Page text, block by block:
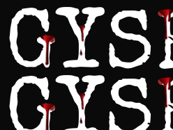
Fortsæt
til
indhold